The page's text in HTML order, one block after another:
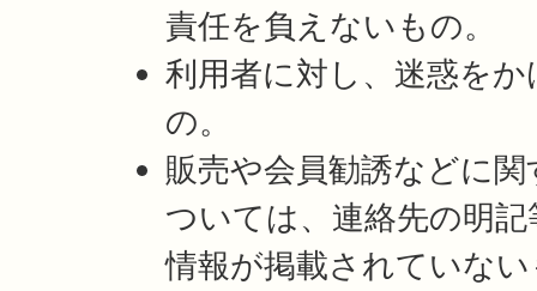
責任を負えないもの。
利用者に対し、迷惑を
の。
販売や会員勧誘などに
ついては、連絡先の明
情報が掲載されていな